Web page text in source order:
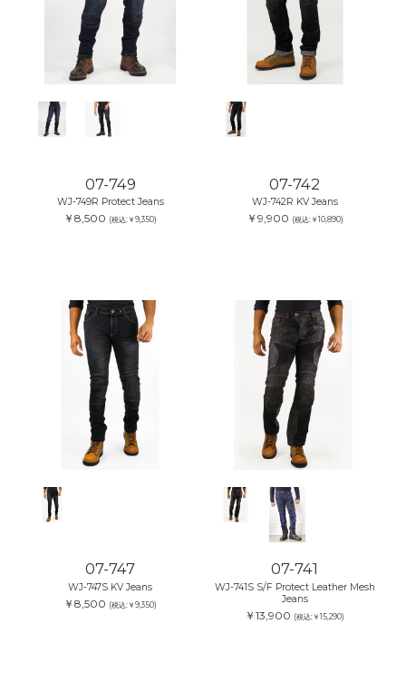
07-749
WJ-749R Protect Jeans
￥8,500 (税込:￥9,350)
07-742
WJ-742R KV Jeans
￥9,900 (税込:￥10,890)
07-747
WJ-747S KV Jeans
￥8,500 (税込:￥9,350)
07-741
WJ-741S S/F Protect Leather Mesh
Jeans
￥13,900 (税込:￥15,290)